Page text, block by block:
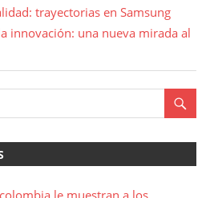
trayectorias en Samsung
innovación: una nueva mirada al
le muestran a los